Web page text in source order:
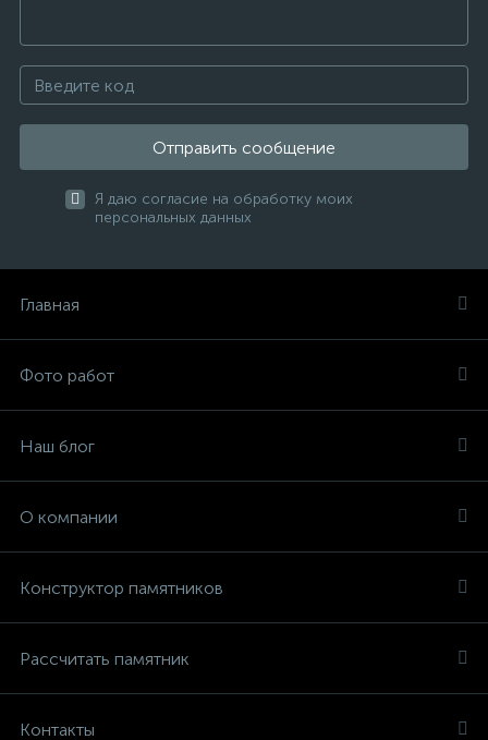
Отправить сообщение
Я даю согласие на обработку моих
персональных данных
Главная
Фото работ
Наш блог
О компании
Конструктор памятников
Рассчитать памятник
Контакты